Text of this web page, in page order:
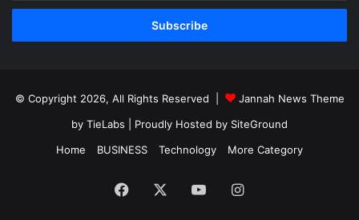
Email
© Copyright 2026, All Rights Reserved |
Jannah News Theme
by TieLabs | Proudly Hosted by SiteGround
Home
BUSINESS Technology More Category
Facebook YouTubeInstagram